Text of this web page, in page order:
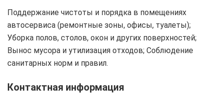
Поддержание чистоты и порядка в помещениях
автосервиса (ремонтные зоны, офисы, туалеты);
Уборка полов, столов, окон и других поверхностей;
Вынос мусора и утилизация отходов; Соблюдение
санитарных норм и правил.
Контактная информация